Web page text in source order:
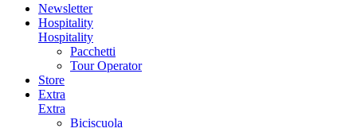
Newsletter
Hospitality
Hospitality
Pacchetti
Tour Operator
Store
Extra
Extra
Biciscuola